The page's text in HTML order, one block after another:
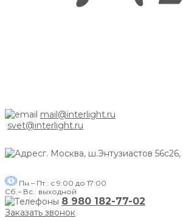
mail@interlight.ru
svet@interlight.ru
г. Москва, ш.Энтузиастов
Пн.– Пт.: с 9:00 до 17:00
Сб.– Вс.: выходной
8 980 182-77-02
Заказать звонок